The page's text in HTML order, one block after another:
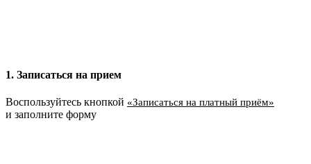
1. Записаться на прием
Воспользуйтесь кнопкой «Записаться на платный приём»
и заполните форму